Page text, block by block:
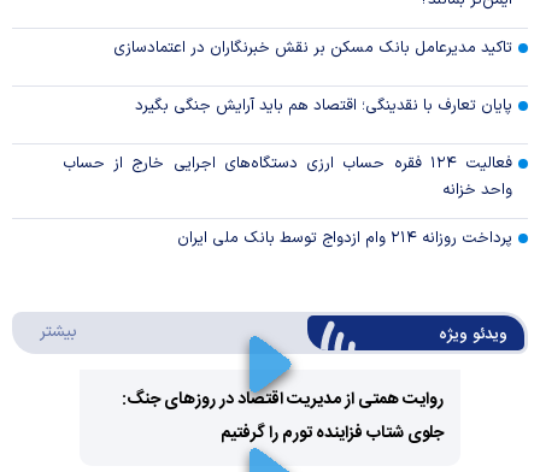
تاکید مدیرعامل بانک مسکن بر نقش خبرنگاران در اعتمادسازی
پایان تعارف با نقدینگی؛ اقتصاد هم باید آرایش جنگی بگیرد
فعالیت ۱۲۴ فقره حساب ارزی دستگاه‌های اجرایی خارج از حساب
واحد خزانه
پرداخت روزانه ۲۱۴ وام ازدواج توسط بانک ملی ایران
ویدئو ویژه بیشتر
Play
روایت همتی از مدیریت اقتصاد در روزهای جنگ:
جلوی شتاب فزاینده تورم را گرفتیم